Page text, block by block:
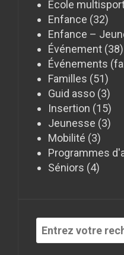
Ecole
Enfance (32)
Enfance –
Événement (38)
Événements
Familles (51)
Guid asso (3)
Insertion (15)
Jeunesse (3)
Mobilité (3)
Programmes
Séniors (4)
Recherche
pour